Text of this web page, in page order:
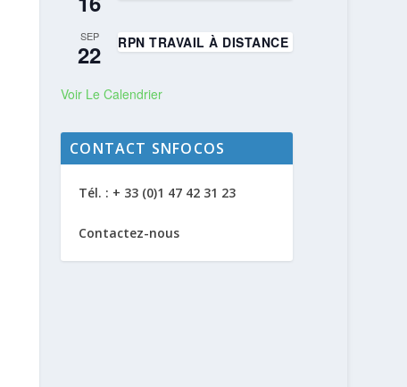
SEP
22 RPN TRAVAIL À DISTANCE
Voir Le Calendrier
CONTACT SNFOCOS
Tél. : + 33 (0)1 47 42 31 23
Contactez-nous